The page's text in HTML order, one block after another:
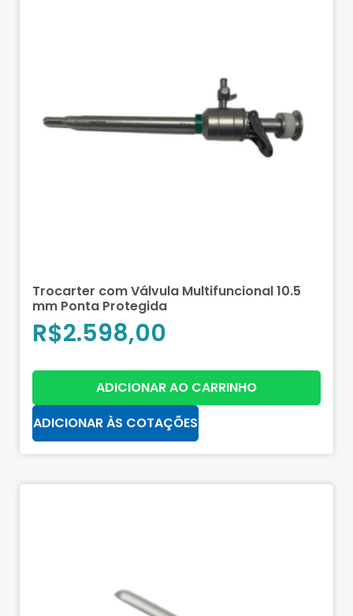
Trocarter com Válvula Multifuncional 10.5
mm Ponta Protegida
R$2.598,00
ADICIONAR AO CARRINHO
ADICIONAR ÀS COTAÇÕES